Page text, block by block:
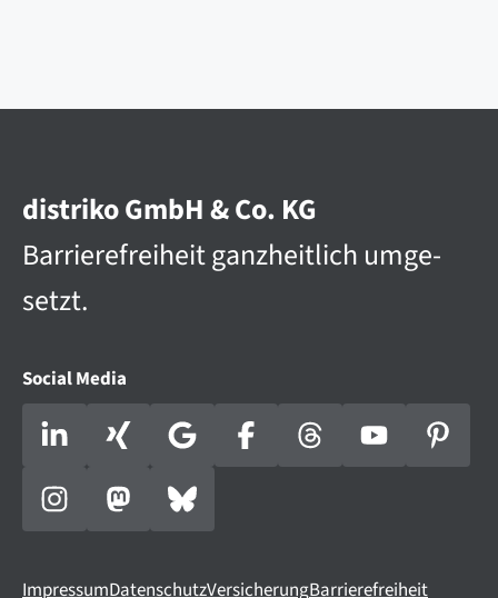
distriko GmbH & Co. KG
Barriere­­frei­heit ganz­heit­lich umge­
setzt.
Social Media
ImpressumDatenschutzVersicherungBarrierefreiheit